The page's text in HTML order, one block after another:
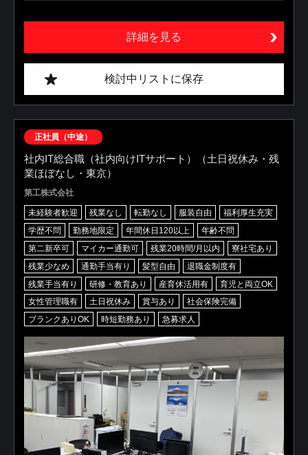
詳細を見る
検討中リストに保存
正社員（中途）
社内IT総合職（社内向けITサポート）（土日祝休み・残
業ほぼなし・東京）
第工株式会社
未経験者歓迎 残業なし 転勤なし 服装自由
福利厚生充実
学歴不問
勤務地限定 年間休日120以上
年齢不問
第二新卒可
マイカー通勤可 残業20時間/月以内
寮社宅あり
残業少なめ
通勤手当有り 髪型自由
退職金制度有
残業手当有り
研修・教育あり 産育休活用有
育児と両立OK
女性管理職有
土日祝休み 賞与あり
社会保険完備
ブランクありOK
時短勤務あり 急募求人